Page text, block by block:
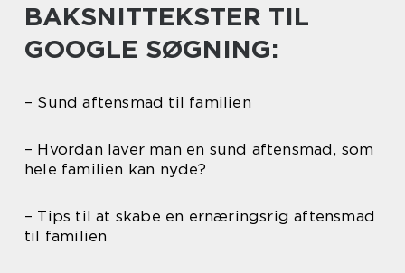
BAKSNITTEKSTER TIL
GOOGLE SØGNING:
– Sund aftensmad til familien
– Hvordan laver man en sund aftensmad, som
hele familien kan nyde?
– Tips til at skabe en ernæringsrig aftensmad
til familien